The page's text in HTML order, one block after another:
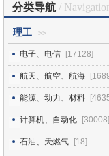
分类导航 /
理工 >>
电子、电信 [17128]
航天、航空、航海
能源、动力、材料
计算机、自动化 [30008]
石油、天燃气 [18]